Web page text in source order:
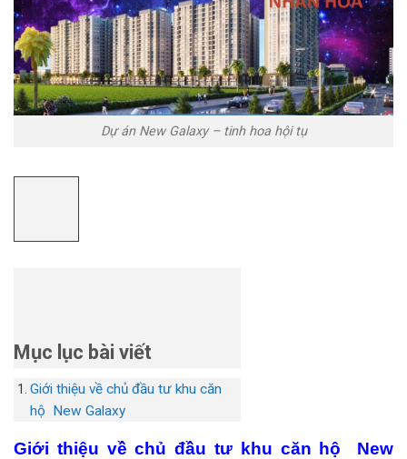
Dự án New Galaxy – tinh hoa hội tụ
Mục lục bài viết
Giới thiệu về chủ đầu tư khu căn
hộ New Galaxy
Giới thiệu về chủ đầu tư khu căn hộ New